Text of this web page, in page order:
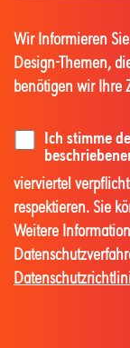
Wir Informieren
Design-Themen,
benötigen wir Ihre
Ich stimme
vierviertel
respektieren. Sie
Weitere